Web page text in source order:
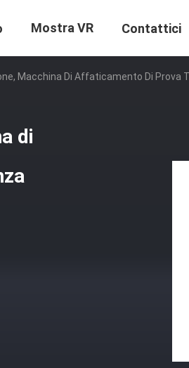
Mostra VR Contattici
Macchina Di Affaticamento Di Prova
di